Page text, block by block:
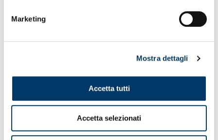
Marketing
Mostra dettagli
Accetta tutti
Accetta selezionati
VEDI ANCHE